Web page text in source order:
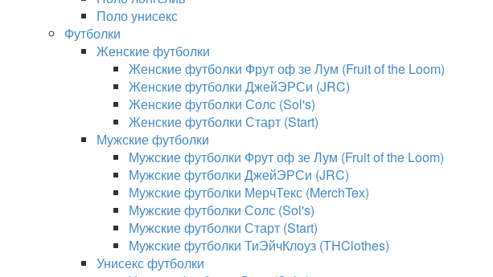
Поло унисекс
Футболки
Женские футболки
Женские футболки Фрут оф зе Лум (Fruit of the Loom)
Женские футболки ДжейЭРСи (JRC)
Женские футболки Солс (Sol's)
Женские футболки Старт (Start)
Мужские футболки
Мужские футболки Фрут оф зе Лум (Fruit of the Loom)
Мужские футболки ДжейЭРСи (JRC)
Мужские футболки МерчТекс (MerchTex)
Мужские футболки Солс (Sol's)
Мужские футболки Старт (Start)
Мужские футболки ТиЭйчКлоуз (THClothes)
Унисекс футболки